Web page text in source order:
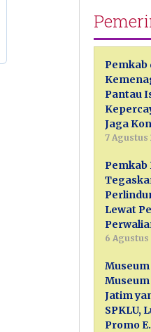
Pemkab
Pantau
Jaga
7 Agustus
Pemkab
Lewat
6 Agustus
Museum
Jatim
SPKLU,
Promo